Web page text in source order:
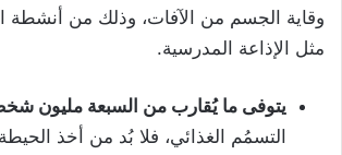
وقاية الجسم من الآفات، وذلك من أنشطة
مثل الإذاعة المدرسية.
يتوفى ما يُقارب من السبعة مليون
التسمُم الغذائي، فلا بُد من أخذ